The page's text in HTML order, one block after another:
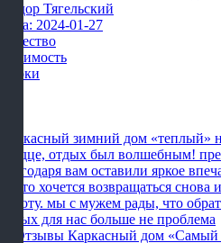
Фёдор Тягельский
Дата: 2024-01-27
Качество
Стоимость
Сроки
Каркасный зимний дом «теплый»
сердце, отдых был волшебным!
благодаря вам оставили яркое
место хочется возвращаться
работу. мы с мужем рады, что
отдых для нас больше не проблема